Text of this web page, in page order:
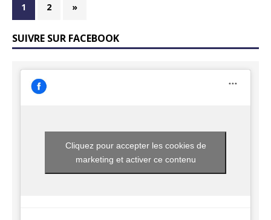
1 2 »
SUIVRE SUR FACEBOOK
Cliquez pour accepter les cookies de
marketing et activer ce contenu